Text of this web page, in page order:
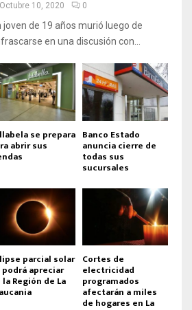
Octubre 10, 2020 0
joven de 19 años murió luego de
en una discusión con...
se prepara
abrir sus
Banco Estado
anuncia cierre de
todas sus
sucursales
parcial solar
podrá apreciar
la Región de La
Cortes de
electricidad
programados
afectarán a miles
de hogares en La